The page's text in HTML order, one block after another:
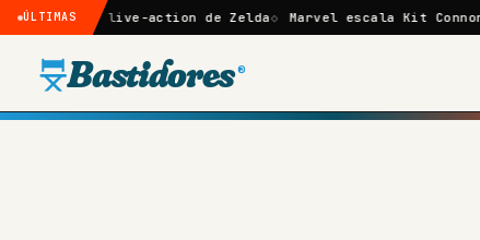
ÚLTIMAS
live-action de Zelda Marvel escala Kit Connor como
Bastidores ®